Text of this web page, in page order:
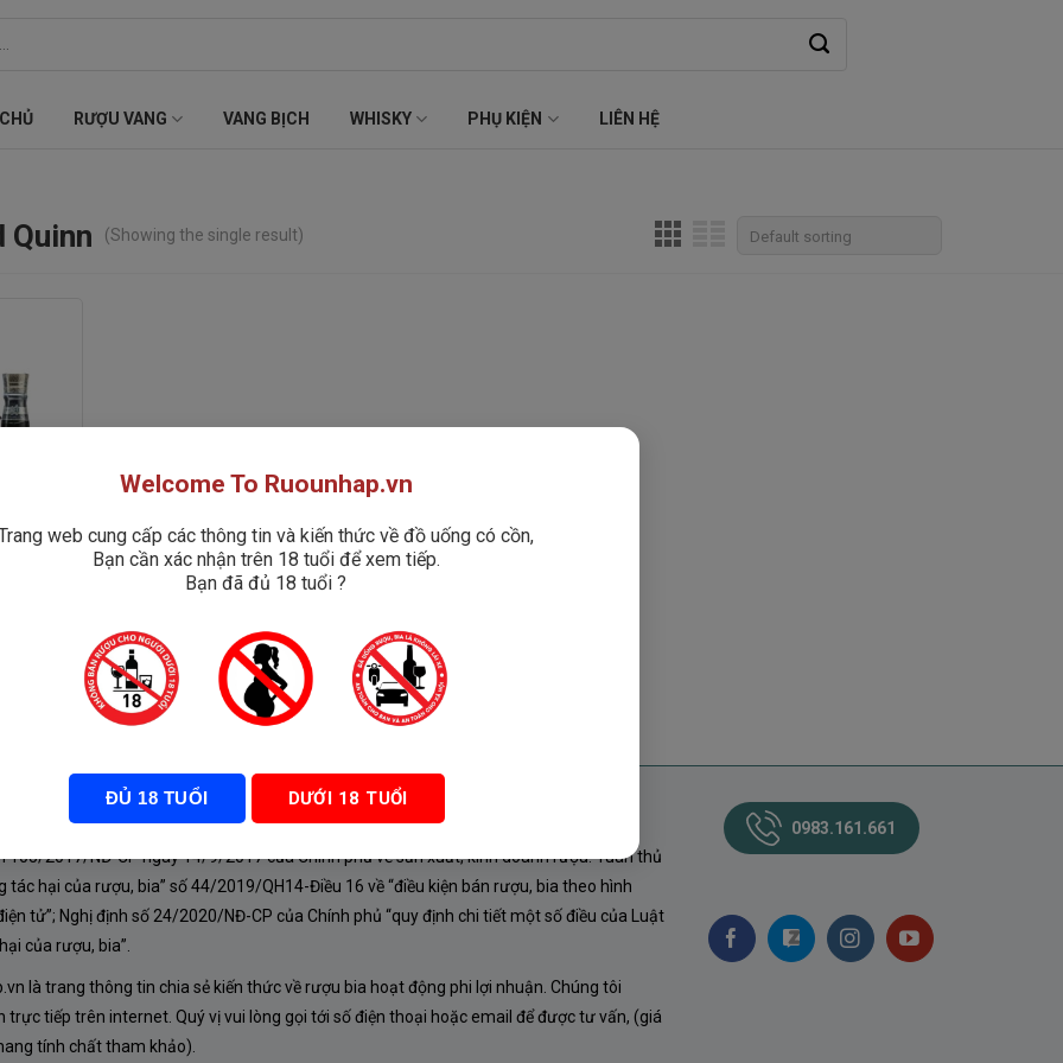
RƯỢU VANG VANG BỊCH WHISKY PHỤ KIỆN LIÊN HỆ
Quinn (Showing the single result)
SÁCH
105/2017/NĐ-CP ngày 14/9/2017 của Chính phủ về sản xuất, kinh doanh rượu. Tuân thủ
tác hại của rượu, bia” số 44/2019/QH14-Điều 16 về “điều kiện bán rượu, bia theo hình
tử”; Nghị định số 24/2020/NĐ-CP của Chính phủ “quy định chi tiết một số điều của Luật
của rượu, bia”.
là trang thông tin chia sẻ kiến thức về rượu bia hoạt động phi lợi nhuận. Chúng tôi
trực tiếp trên internet. Quý vị vui lòng gọi tới số điện thoại hoặc email để được tư vấn, (giá
tính chất tham khảo).
0983.161.661
Welcome To Ruounhap.vn
web cung cấp các thông tin và kiến thức về đồ uống có cồn,
Bạn cần xác nhận trên 18 tuổi để xem tiếp.
Bạn đã đủ 18 tuổi ?
ĐỦ 18 TUỔI DƯỚI 18 TUỔI